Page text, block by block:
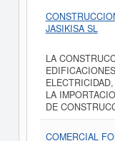
JASIKISA SL
LA
LA
DE
COMERCIAL